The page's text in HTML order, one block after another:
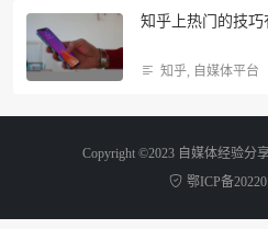
知乎上热门的技巧
知乎 自媒体平台
Copyright ©2023 自媒体经验分
鄂ICP备